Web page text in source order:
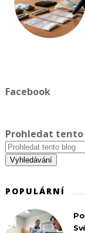
Facebook
Prohledat tento
POPULÁRNÍ